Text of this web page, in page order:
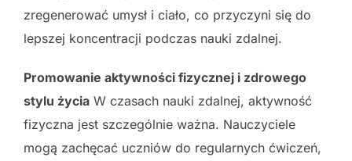
zregenerować umysł i ciało, co przyczyni się do
lepszej koncentracji podczas nauki zdalnej.
Promowanie aktywności fizycznej i zdrowego
stylu życia W czasach nauki zdalnej, aktywność
fizyczna jest szczególnie ważna. Nauczyciele
mogą zachęcać uczniów do regularnych ćwiczeń,